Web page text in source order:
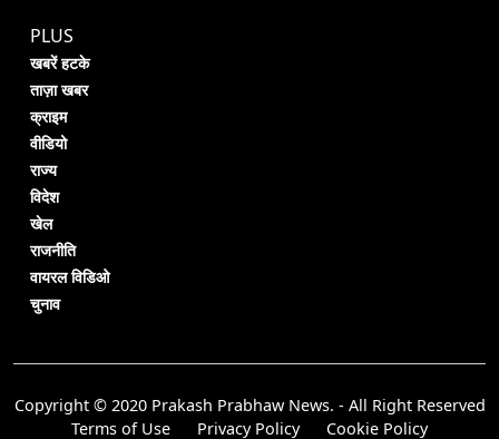
PLUS
खबरें हटके
ताज़ा खबर
क्राइम
वीडियो
राज्य
विदेश
खेल
राजनीति
वायरल विडिओ
चुनाव
Copyright © 2020 Prakash Prabhaw News. - All Right Reserved
Terms of Use
Privacy Policy Cookie Policy